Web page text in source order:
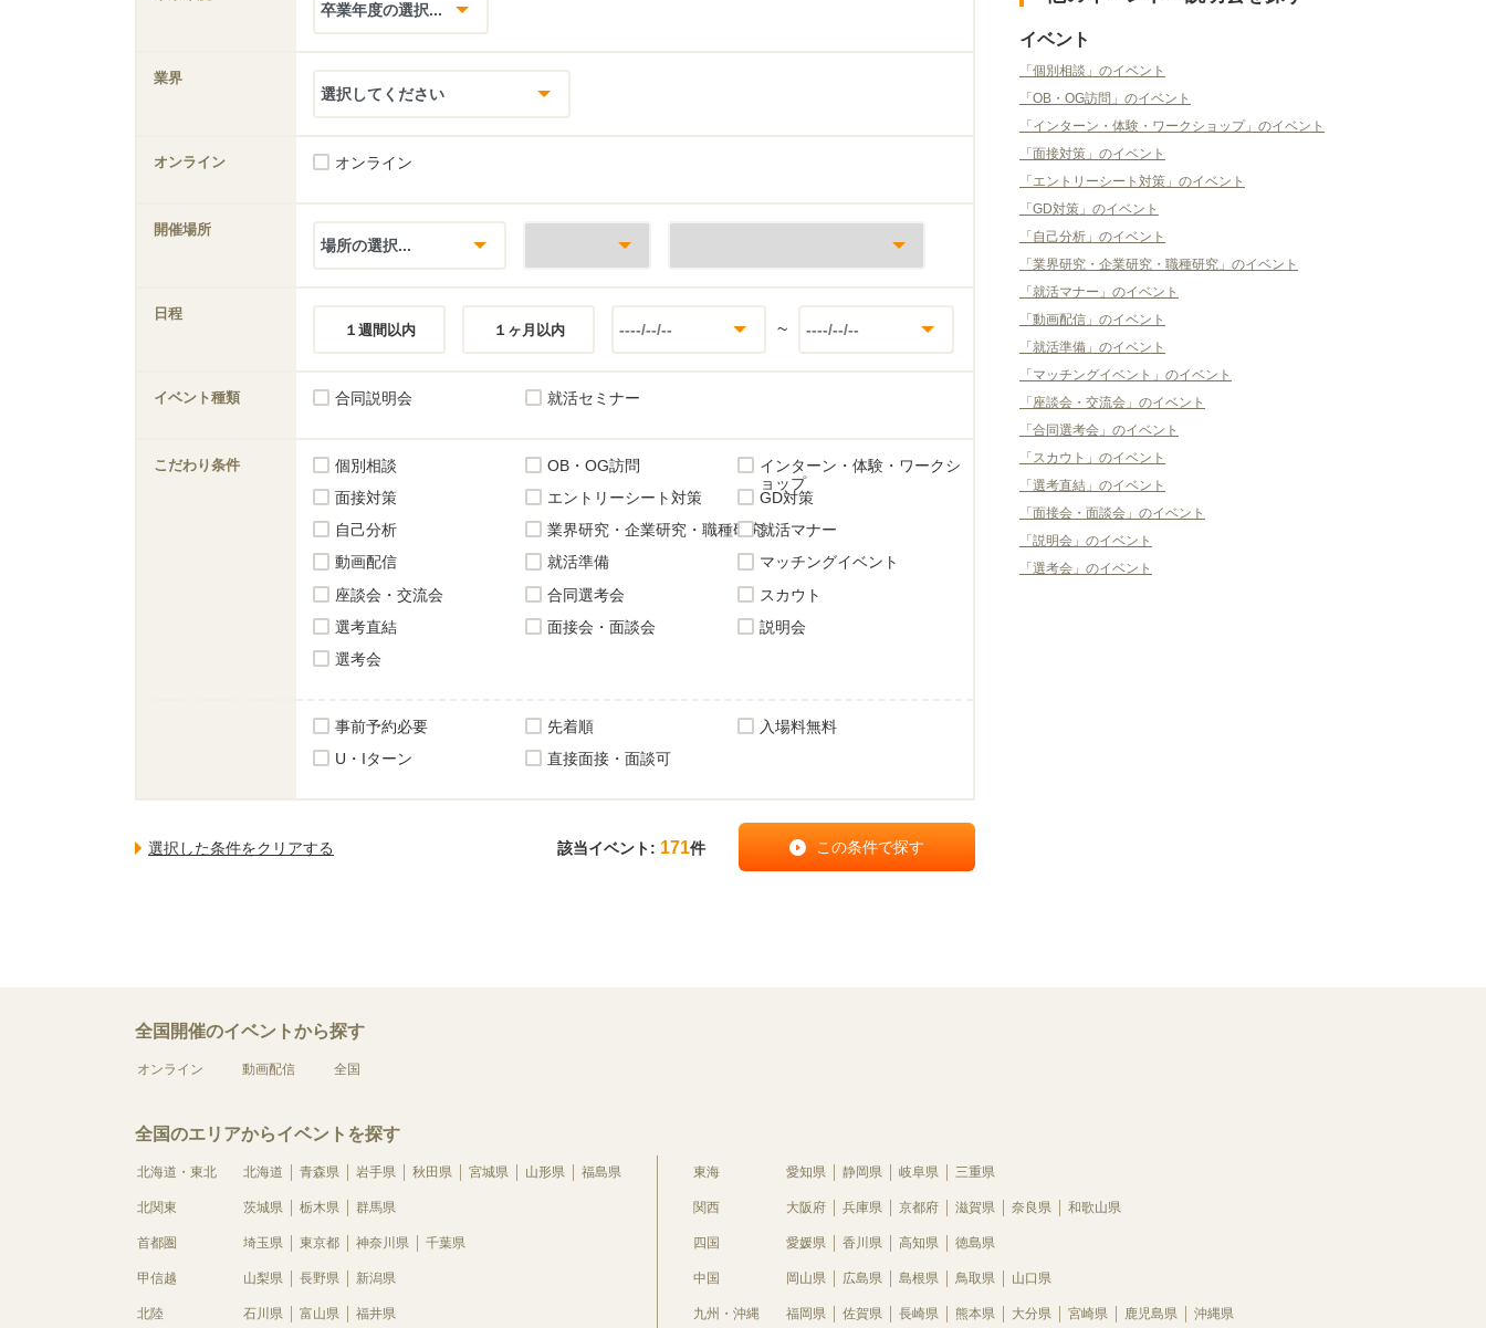
業界
オンライン オンライン
開催場所
日程
１週間以内
１ヶ月以内 ~
イベント種類 合同説明会 就活セミナー
こだわり条件 個別相談 OB・OG訪問
インターン・体験・ワークシ
ョップ
面接対策
エントリーシート対策
GD対策
自己分析
業界研究・企業研究・職種研究就活マナー
動画配信
就活準備
マッチングイベント
座談会・交流会
合同選考会
スカウト
選考直結
面接会・面談会
説明会
選考会
事前予約必要 先着順
入場料無料
U・Iターン
直接面接・面談可
該当イベント: 171件
イベント
「個別相談」のイベント
「OB・OG訪問」のイベント
「インターン・体験・ワークショップ」のイベント
「面接対策」のイベント
「エントリーシート対策」のイベント
「GD対策」のイベント
「自己分析」のイベント
「業界研究・企業研究・職種研究」のイベント
「就活マナー」のイベント
「動画配信」のイベント
「就活準備」のイベント
「マッチングイベント」のイベント
「座談会・交流会」のイベント
「合同選考会」のイベント
「スカウト」のイベント
「選考直結」のイベント
「面接会・面談会」のイベント
「説明会」のイベント
「選考会」のイベント
全国開催のイベントから探す
オンライン 動画配信 全国
全国のエリアからイベントを探す
北海道・東北 北海道 青森県 岩手県 秋田県 宮城県 山形県 福島県
北関東 茨城県 栃木県 群馬県
首都圏 埼玉県 東京都 神奈川県 千葉県
甲信越 山梨県 長野県 新潟県
北陸 石川県 富山県 福井県
東海 愛知県 静岡県 岐阜県 三重県
関西 大阪府 兵庫県 京都府 滋賀県 奈良県 和歌山県
四国 愛媛県 香川県 高知県 徳島県
中国 岡山県 広島県 島根県 鳥取県 山口県
九州・沖縄 福岡県 佐賀県 長崎県 熊本県 大分県 宮崎県 鹿児島県 沖縄県